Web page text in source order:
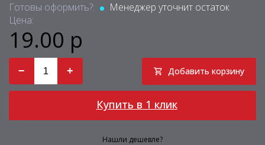
Готовы оформить?:
Менеджер уточнит остаток
Цена:
19.00 р
− + Добавить корзину
Купить в 1 клик
Нашли дешевле?